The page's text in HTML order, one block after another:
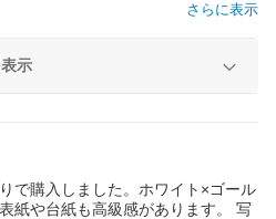
さらに表示
示
で購入しました。ホワイト×ゴール
紙や台紙も高級感があります。 写